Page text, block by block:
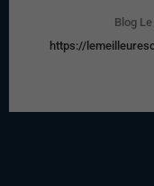
Blog
https://